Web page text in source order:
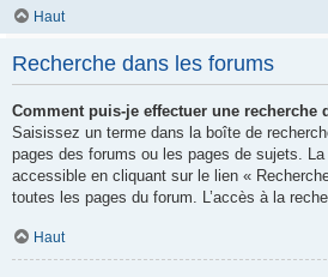
Haut
Recherche dans les forums
Comment puis-je effectuer une recherche
Saisissez un terme dans la boîte de
pages des forums ou les pages de sujets.
accessible en cliquant sur le lien «
toutes les pages du forum. L’accès à la
Haut